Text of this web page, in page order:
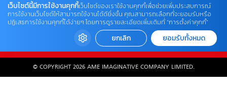
ติดต่อแจ้งปัญหาหรือร้องเรียน
02-422-9999 ต่อ 4180
(จันทร์ – ศุกร์ เวลา 09.00 – 18.00 น)
© COPYRIGHT 2026 AME IMAGINATIVE COMPANY LIMITED.
เว็บไซต์นี้มีการใช้งานคุกกี้เว็บไซต์ของเราใช้งานคุกกี้เพื่อช่วยเพิ่มประสบการณ์
การใช้งานเว็บไซต์ให้สามารถใช้งานได้ดียิ่งขึ้น คุณสามารถเลือกที่จะยอมรับหรือ
ปฏิเสธการใช้งานคุกกี้ได้ง่ายๆ โดยการดูรายละเอียดเพิ่มเติมที่ “การตั้งค่าคุกกี้”
ยกเลิก ยอมรับทั้งหมด